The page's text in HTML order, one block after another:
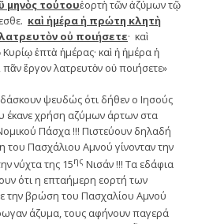
μηνὸς τούτουἑορτὴ τῶν ἀζύμων τῷ
καὶ ἡμέρα ἡ πρώτη κλητὴ
λατρευτὸν οὐ ποιήσετε· καὶ
ἑπτὰ ἡμέρας· καὶ ἡ ἡμέρα ἡ
πᾶν ἔργον λατρευτὸν οὐ ποιήσετε»
ψευδώς ότι δήθεν ο Ιησούς
έκανε χρήση αζύμων άρτων στα
Πάσχα !!! Πιστεύουν δηλαδή
του Πασχάλιου Αμνού γίνονταν την
νύχτα της 15ης Νισάν !!! Τα εδάφια
ότι η επταήμερη εορτή των
την βρώση του Πασχαλίου Αμνού
άζυμα, τους αφήνουν παγερά